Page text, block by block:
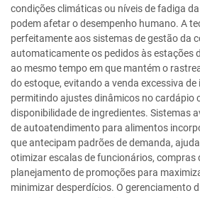
condições climáticas ou níveis de fadiga
podem afetar o desempenho humano. A
perfeitamente aos sistemas de gestão da
automaticamente os pedidos às estações
ao mesmo tempo em que mantém o
do estoque, evitando a venda excessiva
permitindo ajustes dinâmicos no cardápio
disponibilidade de ingredientes. Sistemas
de autoatendimento para alimentos
que antecipam padrões de demanda,
otimizar escalas de funcionários, compras
planejamento de promoções para
minimizar desperdícios. O gerenciamento